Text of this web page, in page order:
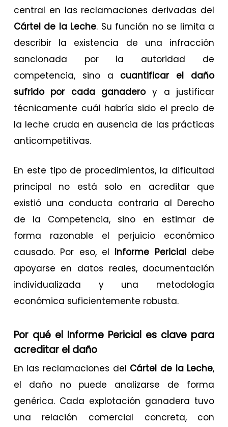
central en las reclamaciones derivadas del
Cártel de la Leche. Su función no se limita a
describir la existencia de una infracción
sancionada por la autoridad de
competencia, sino a cuantificar el daño
sufrido por cada ganaderoy a justificar
técnicamente cuál habría sido el precio de
la leche cruda en ausencia de las prácticas
anticompetitivas.
En este tipo de procedimientos, la dificultad
principal no está solo en acreditar que
existió una conducta contraria al Derecho
de la Competencia, sino en estimar de
forma razonable el perjuicio económico
causado. Por eso, el Informe Pericialdebe
apoyarse en datos reales, documentación
individualizada y una metodología
económica suficientemente robusta.
Por qué el Informe Pericial es clave para
acreditar el daño
En las reclamaciones del Cártel de la Leche,
el daño no puede analizarse de forma
genérica. Cada explotación ganadera tuvo
una relación comercial concreta, con